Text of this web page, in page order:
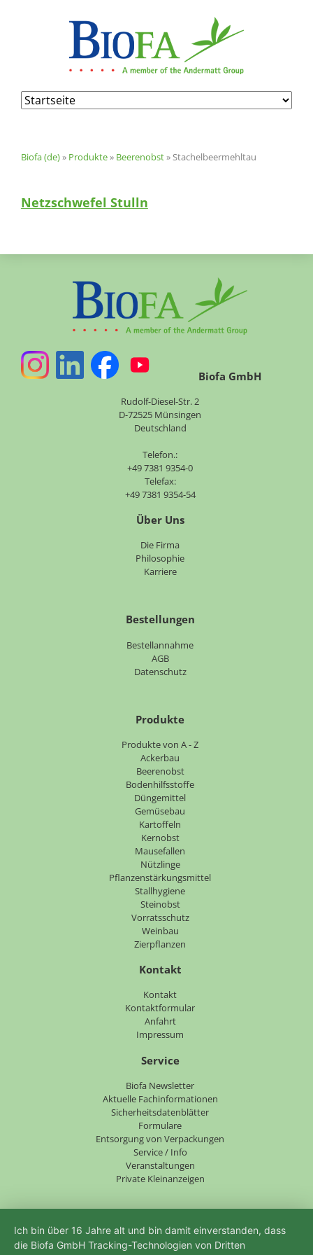
Navigation
überspringen
Biofa (de)» Produkte» Beerenobst»Stachelbeermehltau
Netzschwefel Stulln
Biofa GmbH
Rudolf-Diesel-Str. 2
D-72525 Münsingen
Deutschland
Telefon.:
+49 7381 9354-0
Telefax:
+49 7381 9354-54
Über Uns
Die Firma
Philosophie
Karriere
Bestellungen
Bestellannahme
AGB
Datenschutz
Produkte
Produkte von A - Z
Ackerbau
Beerenobst
Bodenhilfsstoffe
Düngemittel
Gemüsebau
Kartoffeln
Kernobst
Mausefallen
Nützlinge
Pflanzenstärkungsmittel
Stallhygiene
Steinobst
Vorratsschutz
Weinbau
Zierpflanzen
Kontakt
Kontakt
Kontaktformular
Anfahrt
Impressum
Service
Biofa Newsletter
Aktuelle Fachinformationen
Sicherheitsdatenblätter
Formulare
Entsorgung von Verpackungen
Service / Info
Veranstaltungen
Private Kleinanzeigen
Ich bin über 16 Jahre alt und bin damit einverstanden, dass
die Biofa GmbH Tracking-Technologien von Dritten